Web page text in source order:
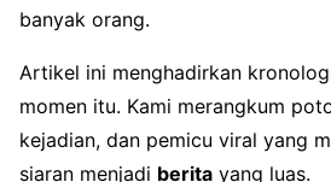
banyak orang.
Artikel ini menghadirkan
momen itu. Kami merangkum
kejadian, dan pemicu viral yang
siaran menjadi berita yang luas.